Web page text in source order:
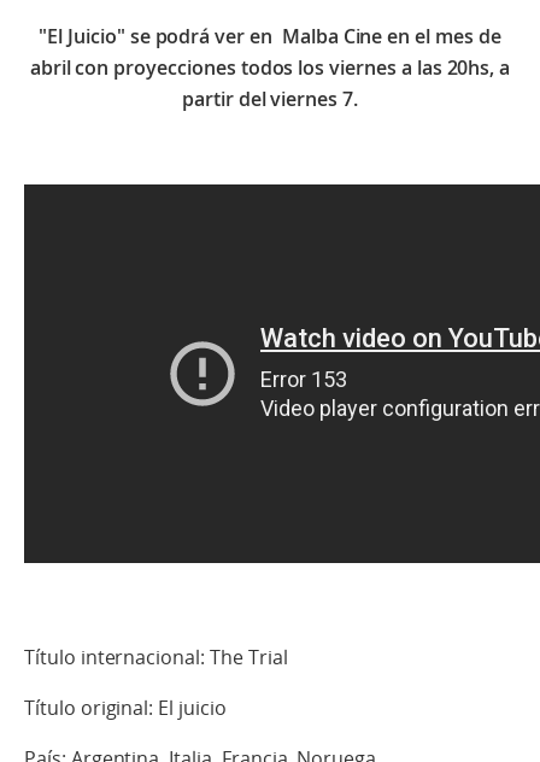
"El Juicio" se podrá ver en Malba Cine en el mes de
abril con proyecciones todos los viernes a las 20hs, a
partir del viernes 7.
Título internacional: The Trial
Título original: El juicio